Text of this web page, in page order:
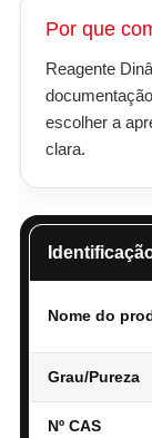
Por que
Reagente
escolher a
clara.
Nome do
Grau/Pureza
Nº CAS